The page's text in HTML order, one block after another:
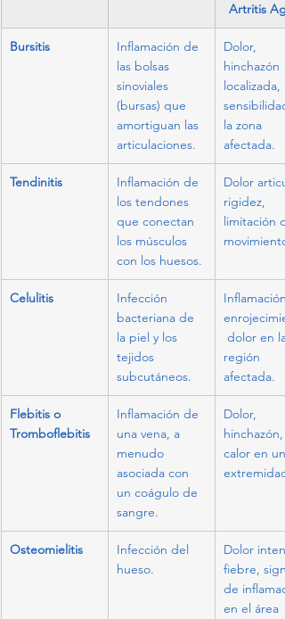
Artritis
Bursitis
Inflamación de
las bolsas
sinoviales
(bursas) que
amortiguan las
articulaciones.
Dolor,
hinchazón
localizada,
la zona
afectada.
Tendinitis
Inflamación de
los tendones
que conectan
los músculos
con los huesos.
Dolor
rigidez,
limitación
movimiento.
Celulitis
Infección
bacteriana de
la piel y los
tejidos
subcutáneos.
Inflamación,
dolor en la
región
afectada.
Flebitis o
Tromboflebitis
Inflamación de
una vena, a
menudo
asociada con
un coágulo de
sangre.
Dolor,
hinchazón,
calor en
extremidad.
Osteomielitis
Infección del
hueso.
Dolor
fiebre,
de
en el área